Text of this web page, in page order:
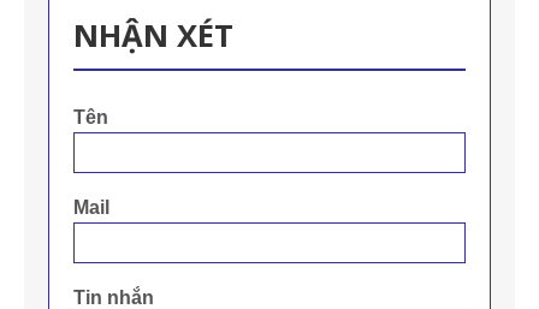
NHẬN XÉT
Tên
Mail
Tin nhắn